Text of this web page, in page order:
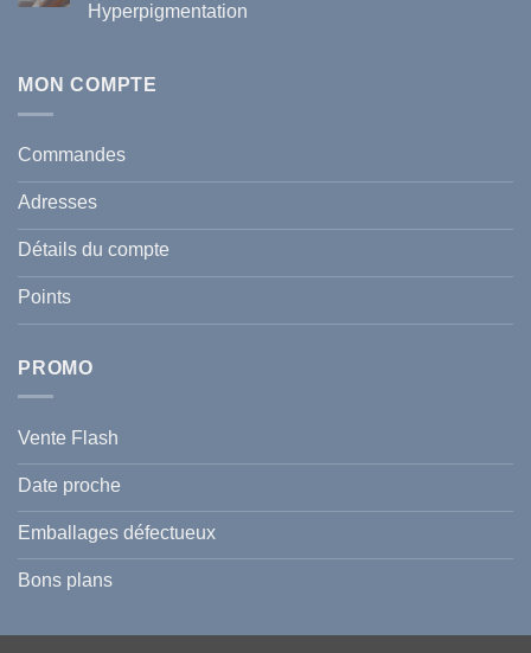
de
comment
et
celle
de
votre
famille
durant
l’été
2026
?
Hyperpigmentation
Écran
Solaire
Tunisie
Guide
pour
Traiter
Prévenir
MON COMPTE
Commandes
Adresses
Détails du compte
Points
PROMO
Vente Flash
Date proche
Emballages défectueux
Bons plans